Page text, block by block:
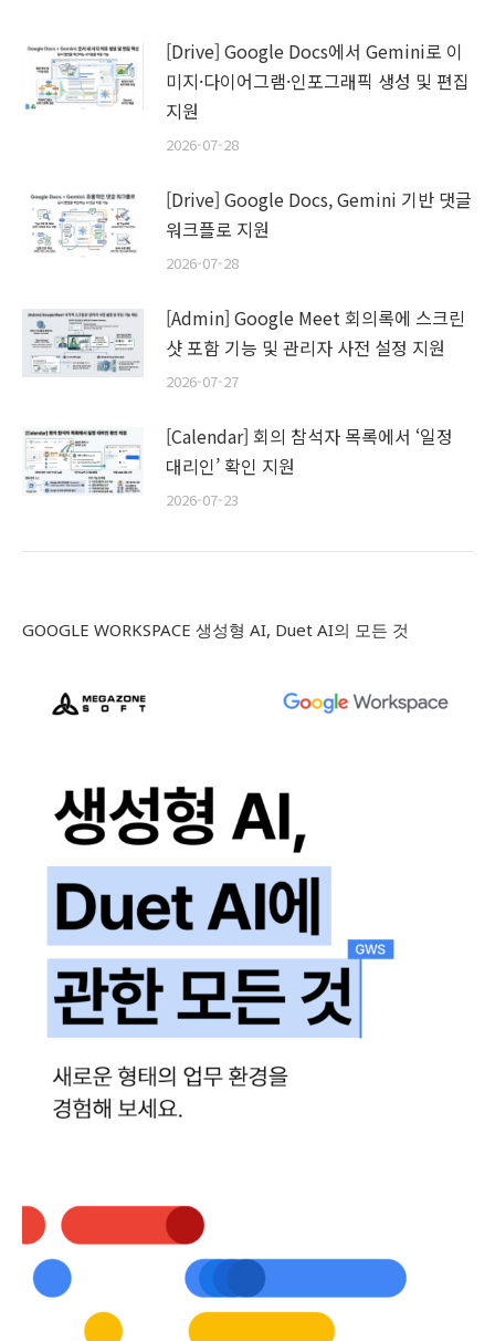
[Drive] Google Docs에서 Gemini로 이
미지·다이어그램·인포그래픽 생성 및 편집
지원
2026-07-28
[Drive] Google Docs, Gemini 기반 댓글
워크플로 지원
2026-07-28
[Admin] Google Meet 회의록에 스크린
샷 포함 기능 및 관리자 사전 설정 지원
2026-07-27
[Calendar] 회의 참석자 목록에서 ‘일정
대리인’ 확인 지원
2026-07-23
GOOGLE WORKSPACE 생성형 AI, Duet AI의 모든 것